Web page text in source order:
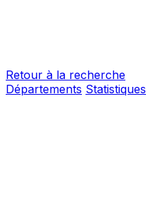
Retour à la recherche
Départements Statistiques